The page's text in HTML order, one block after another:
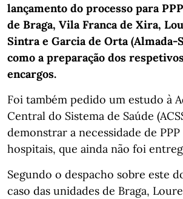
lançamento do processo para
de Braga, Vila Franca de Xira,
Sintra e Garcia de Orta (Almada-
como a preparação dos
encargos.
Foi também pedido um estudo à
Central do Sistema de Saúde
demonstrar a necessidade de PPP
hospitais, que ainda não foi
Segundo o despacho sobre este
caso das unidades de Braga,